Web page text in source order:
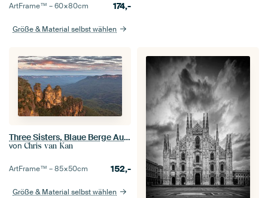
ArtFrame™ –60×80cm 174,-
Größe & Material selbst wählen
Three Sisters, Blaue Berge Australien
von Chris van Kan
ArtFrame™ –85×50cm 152,-
Größe & Material selbst wählen